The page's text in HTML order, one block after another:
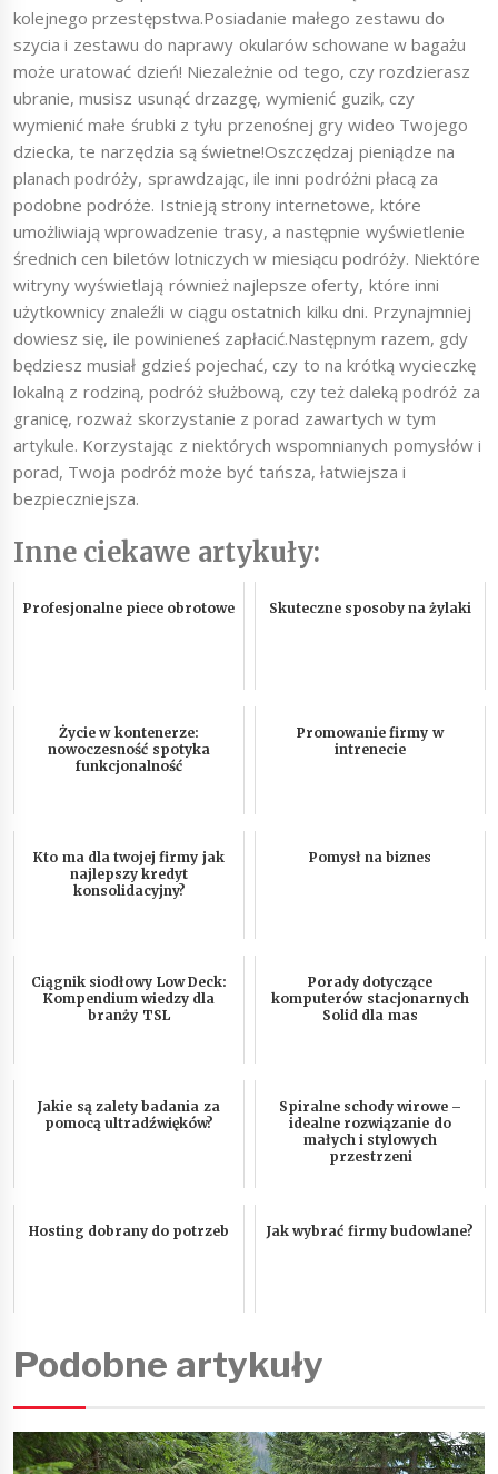
kolejnego przestępstwa.Posiadanie małego zestawu do
szycia i zestawu do naprawy okularów schowane w bagażu
może uratować dzień! Niezależnie od tego, czy rozdzierasz
ubranie, musisz usunąć drzazgę, wymienić guzik, czy
wymienić małe śrubki z tyłu przenośnej gry wideo Twojego
dziecka, te narzędzia są świetne!Oszczędzaj pieniądze na
planach podróży, sprawdzając, ile inni podróżni płacą za
podobne podróże. Istnieją strony internetowe, które
umożliwiają wprowadzenie trasy, a następnie wyświetlenie
średnich cen biletów lotniczych w miesiącu podróży. Niektóre
witryny wyświetlają również najlepsze oferty, które inni
użytkownicy znaleźli w ciągu ostatnich kilku dni. Przynajmniej
dowiesz się, ile powinieneś zapłacić.Następnym razem, gdy
będziesz musiał gdzieś pojechać, czy to na krótką wycieczkę
lokalną z rodziną, podróż służbową, czy też daleką podróż za
granicę, rozważ skorzystanie z porad zawartych w tym
artykule. Korzystając z niektórych wspomnianych pomysłów i
porad, Twoja podróż może być tańsza, łatwiejsza i
bezpieczniejsza.
Inne ciekawe artykuły:
Profesjonalne piece obrotowe Skuteczne sposoby na żylaki
Życie w kontenerze:
nowoczesność spotyka
funkcjonalność
Promowanie firmy w
intrenecie
Kto ma dla twojej firmy jak
najlepszy kredyt
konsolidacyjny?
Pomysł na biznes
Ciągnik siodłowy Low Deck:
Kompendium wiedzy dla
branży TSL
Porady dotyczące
komputerów stacjonarnych
Solid dla mas
Jakie są zalety badania za
pomocą ultradźwięków?
Spiralne schody wirowe –
idealne rozwiązanie do
małych i stylowych
przestrzeni
Hosting dobrany do potrzeb Jak wybrać firmy budowlane?
Podobne artykuły